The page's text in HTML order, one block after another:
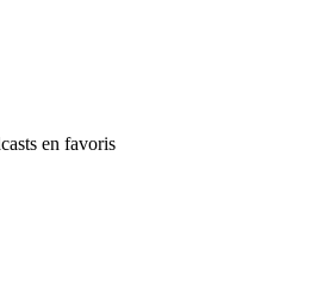
en favoris